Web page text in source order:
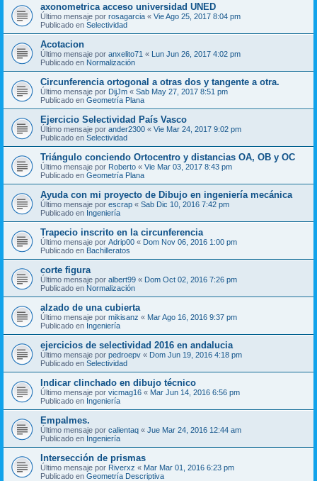
axonometrica acceso universidad UNED
Último mensaje por rosagarcia « Vie Ago 25, 2017 8:04 pm
Publicado en Selectividad
Acotacion
Último mensaje por anxelito71 « Lun Jun 26, 2017 4:02 pm
Publicado en Normalización
Circunferencia ortogonal a otras dos y tangente a otra.
Último mensaje por DijJm « Sab May 27, 2017 8:51 pm
Publicado en Geometría Plana
Ejercicio Selectividad País Vasco
Último mensaje por ander2300 « Vie Mar 24, 2017 9:02 pm
Publicado en Selectividad
Triángulo conciendo Ortocentro y distancias OA, OB y OC
Último mensaje por Roberto « Vie Mar 03, 2017 8:43 pm
Publicado en Geometría Plana
Ayuda con mi proyecto de Dibujo en ingeniería mecánica
Último mensaje por escrap « Sab Dic 10, 2016 7:42 pm
Publicado en Ingeniería
Trapecio inscrito en la circunferencia
Último mensaje por Adrip00 « Dom Nov 06, 2016 1:00 pm
Publicado en Bachilleratos
corte figura
Último mensaje por albert99 « Dom Oct 02, 2016 7:26 pm
Publicado en Normalización
alzado de una cubierta
Último mensaje por mikisanz « Mar Ago 16, 2016 9:37 pm
Publicado en Ingeniería
ejercicios de selectividad 2016 en andalucia
Último mensaje por pedroepv « Dom Jun 19, 2016 4:18 pm
Publicado en Selectividad
Indicar clinchado en dibujo técnico
Último mensaje por vicmag16 « Mar Jun 14, 2016 6:56 pm
Publicado en Ingeniería
Empalmes.
Último mensaje por calientaq « Jue Mar 24, 2016 12:44 am
Publicado en Ingeniería
Intersección de prismas
Último mensaje por Riverxz « Mar Mar 01, 2016 6:23 pm
Publicado en Geometría Descriptiva